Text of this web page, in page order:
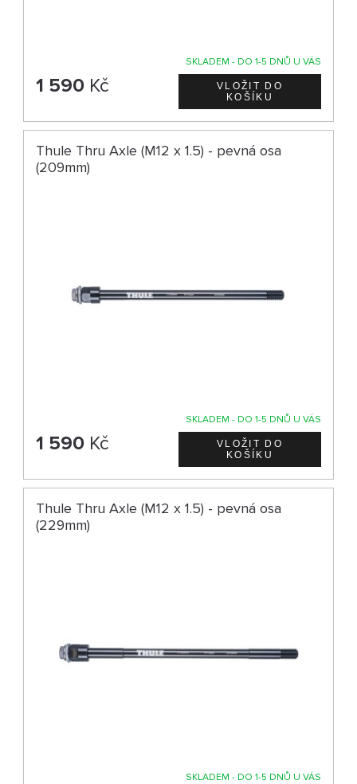
SKLADEM - DO 1-5 DNŮ U VÁS
1 590 Kč
Thule Thru Axle (M12 x 1.5) - pevná osa
(209mm)
SKLADEM - DO 1-5 DNŮ U VÁS
1 590 Kč
Thule Thru Axle (M12 x 1.5) - pevná osa
(229mm)
SKLADEM - DO 1-5 DNŮ U VÁS